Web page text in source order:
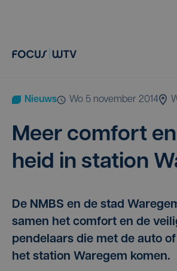
Nieuws wo 5 november 2014
Meer com­fort
heid in sta­ti­on
De NMBS en de stad
samen het comfort en de
pendelaars die met de auto
het station Waregem komen.